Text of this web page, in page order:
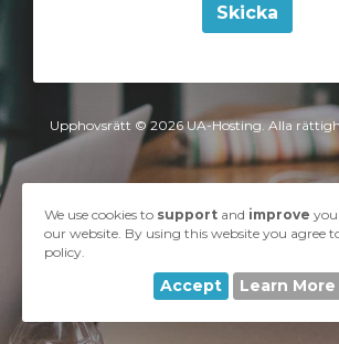
Skicka
Upphovsrätt © 2026 UA-Hosting. Alla
We use cookies to support and improve
our website. By using this website you agree
policy.
Accept Learn More